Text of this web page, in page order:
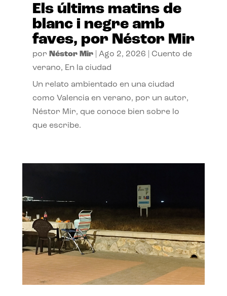
Els últims matins de
blanc i negre amb
faves, por Néstor Mir
por Néstor Mir| Ago 2, 2026
Cuento de
verano, En la ciudad
Un relato ambientado en una ciudad
como Valencia en verano, por un autor,
Néstor Mir, que conoce bien sobre lo
que escribe.